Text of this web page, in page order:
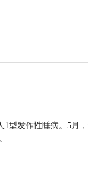
1型发作性睡病。5月